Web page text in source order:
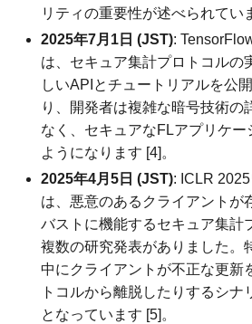
リティの重要性が述べられてい
2025年7月1日 (JST):
は、セキュア集計プロトコルの
しいAPIとチュートリアルを公
り、開発者は複雑な暗号技術の
なく、セキュアなFLアプリケー
ようになります [4]。
2025年4月5日 (JST): ICLR
は、悪意のあるクライアントが
バストに機能するセキュア集計
複数の研究発表がありました。
中にクライアントが不正な更新
トコルから離脱したりするシナ
となっています [5]。